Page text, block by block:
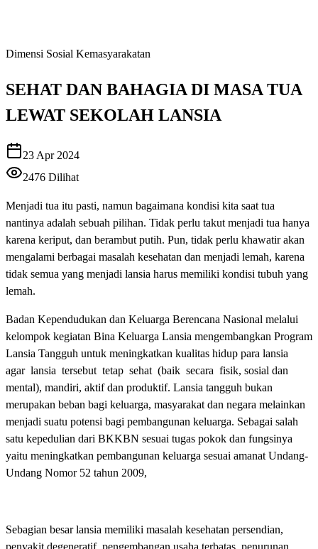
Dimensi Sosial Kemasyarakatan
SEHAT DAN BAHAGIA DI MASA TUA
LEWAT SEKOLAH LANSIA
23 Apr 2024
2476 Dilihat
Menjadi tua itu pasti, namun bagaimana kondisi kita saat tua
nantinya adalah sebuah pilihan. Tidak perlu takut menjadi tua hanya
karena keriput, dan berambut putih. Pun, tidak perlu khawatir akan
mengalami berbagai masalah kesehatan dan menjadi lemah, karena
tidak semua yang menjadi lansia harus memiliki kondisi tubuh yang
lemah.
Badan Kependudukan dan Keluarga Berencana Nasional melalui
kelompok kegiatan Bina Keluarga Lansia mengembangkan Program
Lansia Tangguh untuk meningkatkan kualitas hidup para lansia
agar lansia tersebut tetap sehat (baik secara fisik, sosial dan
mental), mandiri, aktif dan produktif. Lansia tangguh bukan
merupakan beban bagi keluarga, masyarakat dan negara melainkan
menjadi suatu potensi bagi pembangunan keluarga. Sebagai salah
satu kepedulian dari BKKBN sesuai tugas pokok dan fungsinya
yaitu meningkatkan pembangunan keluarga sesuai amanat Undang­
Undang Nomor 52 tahun 2009,
Sebagian besar lansia memiliki masalah kesehatan persendian,
penyakit degeneratif, pengembangan usaha terbatas, penurunan